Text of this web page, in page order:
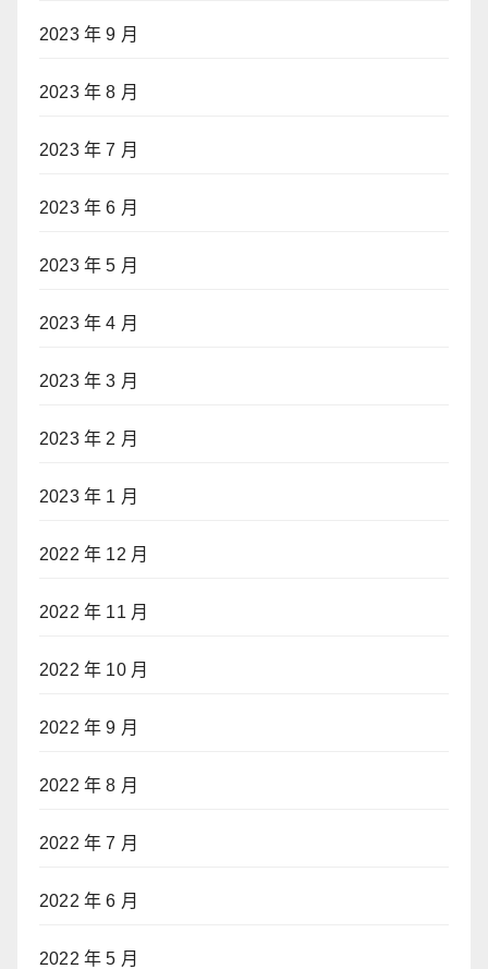
2023 年 9 月
2023 年 8 月
2023 年 7 月
2023 年 6 月
2023 年 5 月
2023 年 4 月
2023 年 3 月
2023 年 2 月
2023 年 1 月
2022 年 12 月
2022 年 11 月
2022 年 10 月
2022 年 9 月
2022 年 8 月
2022 年 7 月
2022 年 6 月
2022 年 5 月